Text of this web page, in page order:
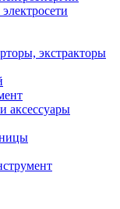
экстракторы
аксессуары